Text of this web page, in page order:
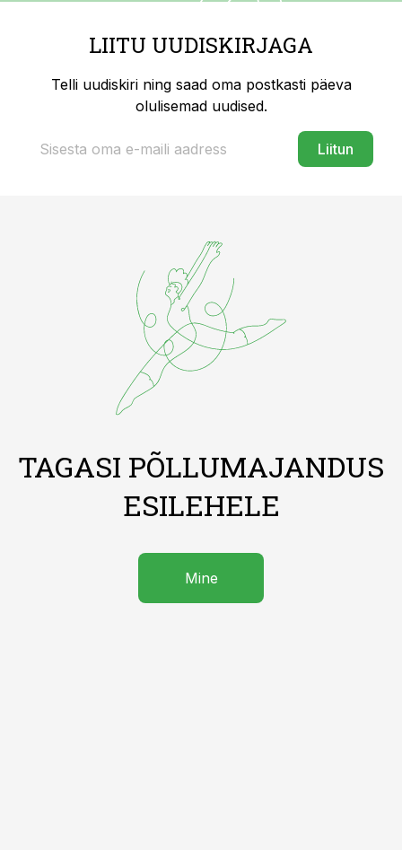
LIITU UUDISKIRJAGA
Telli uudiskiri ning saad oma postkasti päeva
olulisemad uudised.
Liitun
TAGASI PÕLLUMAJANDUS
ESILEHELE
Mine